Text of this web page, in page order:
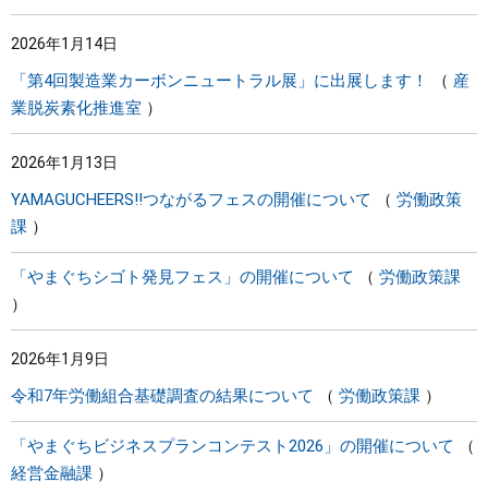
2026年1月14日
「第4回製造業カーボンニュートラル展」に出展します！
産
業脱炭素化推進室
2026年1月13日
YAMAGUCHEERS!!つながるフェスの開催について
労働政策
課
「やまぐちシゴト発見フェス」の開催について 労働政策課
2026年1月9日
令和7年労働組合基礎調査の結果について 労働政策課
「やまぐちビジネスプランコンテスト2026」の開催について
経営金融課